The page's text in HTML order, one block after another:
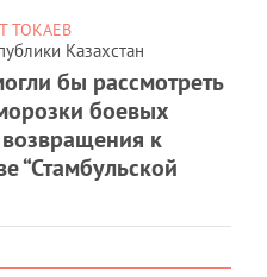
ТОКАЕВ
Казахстан
бы рассмотреть
боевых
к
“Стамбульской